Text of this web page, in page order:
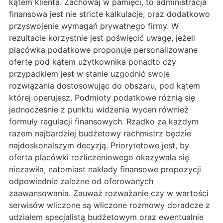
kątem klienta. Zachowaj w pamięci, to administracja
finansowa jest nie stricte kalkulacje, oraz dodatkowo
przyswojenie wymagań prywatnego firmy. W
rezultacie korzystnie jest poświęcić uwagę, jeżeli
placówka podatkowe proponuje personalizowane
ofertę pod kątem użytkownika ponadto czy
przypadkiem jest w stanie uzgodnić swoje
rozwiązania dostosowując do obszaru, pod kątem
której operujesz. Podmioty podatkowe różnią się
jednocześnie z punktu widzenia wycen również
formuły regulacji finansowych. Rzadko za każdym
razem najbardziej budżetowy rachmistrz będzie
najdoskonalszym decyzją. Priorytetowe jest, by
oferta placówki rozliczeniowego okazywała się
niezawiła, natomiast nakłady finansowe propozycji
odpowiednie zależne od oferowanych
zaawansowania. Zauważ rozważanie czy w wartości
serwisów wliczone są wliczone rozmowy doradcze z
udziałem specjalistą budżetowym oraz ewentualnie